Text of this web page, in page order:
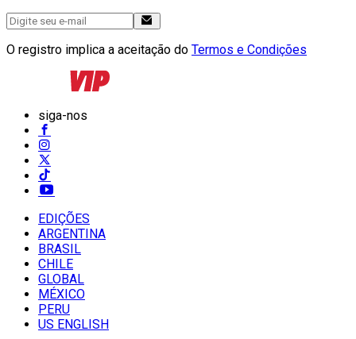
O registro implica a aceitação do Termos e Condições
siga-nos
EDIÇÕES
ARGENTINA
BRASIL
CHILE
GLOBAL
MÉXICO
PERU
US ENGLISH